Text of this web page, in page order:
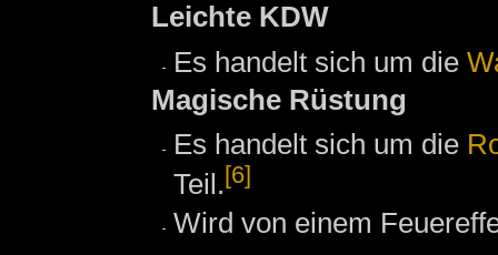
Leichte KDW
Es handelt sich um die
Magische Rüstung
Es handelt sich um die
Teil.[6]
Wird von einem